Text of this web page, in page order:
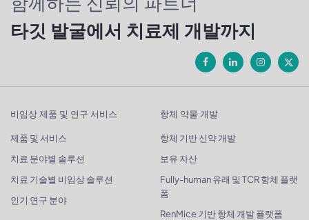
타깃 발굴에서 치료제 개발까지
비임상 제품 및 연구 서비스
제품 및 서비스
치료 분야별 솔루션
치료 기술별 비임상 솔루션
인기 연구 분야
항체 약물 개발
항체 기반 신약 개발
보유 자산
Fully-human 유래 및 TCR 항체 플랫
폼
RenMice 기반 항체 개발 플랫폼